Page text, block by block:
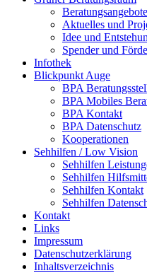
Beratungsangebote
Aktuelles und
Idee und
Spender und
Infothek
Blickpunkt Auge
BPA
BPA Mobiles
BPA Kontakt
BPA Datenschutz
Kooperationen
Sehhilfen / Low Vision
Sehhilfen
Sehhilfen
Sehhilfen Kontakt
Sehhilfen
Kontakt
Links
Impressum
Datenschutzerklärung
Inhaltsverzeichnis